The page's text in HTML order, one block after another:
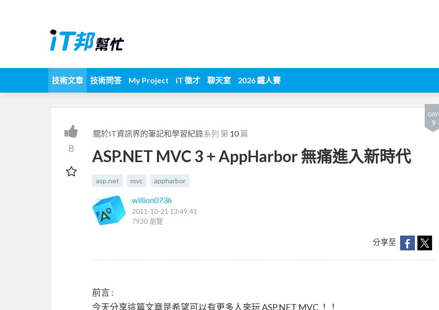
技術文章 技術問答 My Project iT 徵才 聊天室 2026 鐵人賽
DAY
9
8
關於IT資訊界的筆記和學習紀錄系列 第 10篇
ASP.NET MVC 3 + AppHarbor 無痛進入新時代
asp.net mvc appharbor
willion0736
2011-10-21 13:49:41
7930 瀏覽
分享至
前言 :
今天分享這篇文章是希望可以有更多人來玩 ASP.NET MVC ！！